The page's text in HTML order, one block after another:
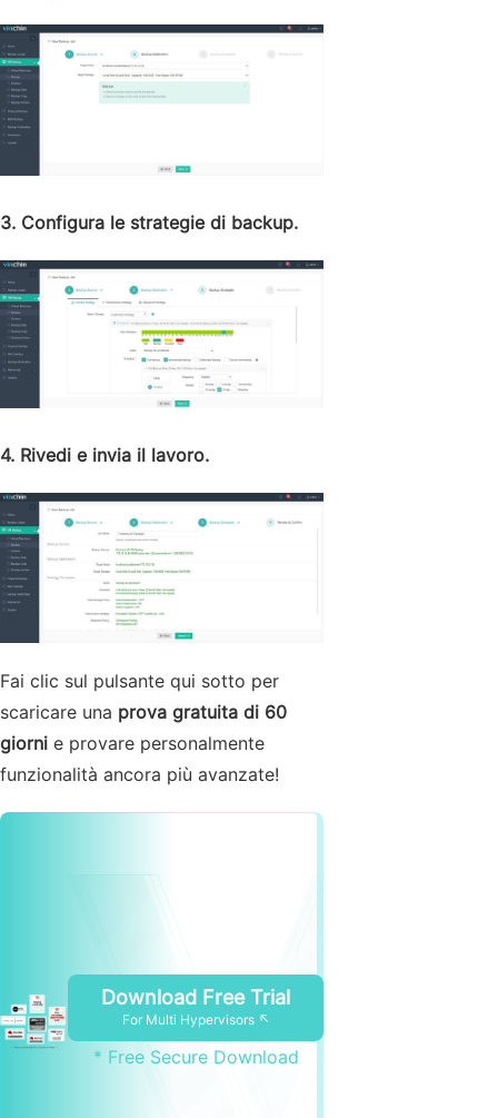
3. Configura le strategie di backup.
4. Rivedi e invia il lavoro.
Fai clic sul pulsante qui sotto per
scaricare una prova gratuita di 60
giorni e provare personalmente
funzionalità ancora più avanzate!
Download Free Trial
For Multi Hypervisors ↖
* Free Secure Download